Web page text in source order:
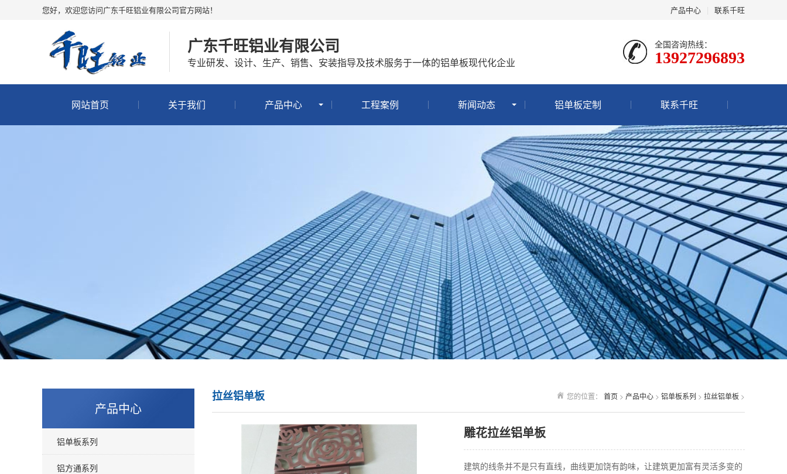
产品中心 联系千旺
您好，欢迎您访问广东千旺铝业有限公司官方网站！
广东千旺铝业有限公司
专业研发、设计、生产、销售、安装指导及技术服务于一体的铝单板现代化企业
全国咨询热线：
13927296893
网站首页 关于我们 产品中心 工程案例 新闻动态 铝单板定制 联系千旺
产品中心
铝单板系列
铝方通系列
您的位置： 首页 > 产品中心 > 铝单板系列 > 拉丝铝单板 >
拉丝铝单板
雕花拉丝铝单板
建筑的线条并不是只有直线，曲线更加饶有韵味，让建筑更加富有灵活多变的